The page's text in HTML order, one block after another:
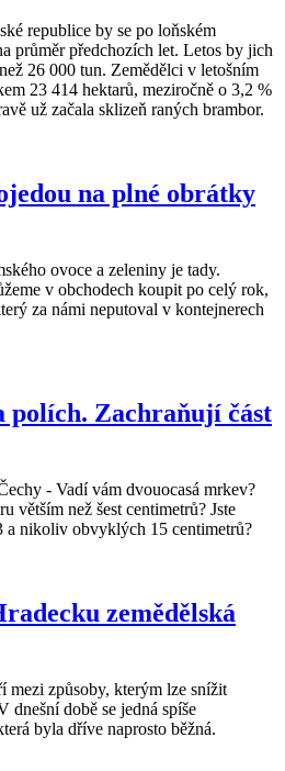
republice by se po loňském
průměr předchozích let. Letos by jich
26 000 tun. Zemědělci v letošním
23 414 hektarů, meziročně o 3,2 %
už začala sklizeň raných brambor.
na plné obrátky
ovoce a zeleniny je tady.
v obchodech koupit po celý rok,
za námi neputoval v kontejnerech
polích. Zachraňují část
- Vadí vám dvouocasá mrkev?
větším než šest centimetrů? Jste
a nikoliv obvyklých 15 centimetrů?
zemědělská
mezi způsoby, kterým lze snížit
dnešní době se jedná spíše
byla dříve naprosto běžná.